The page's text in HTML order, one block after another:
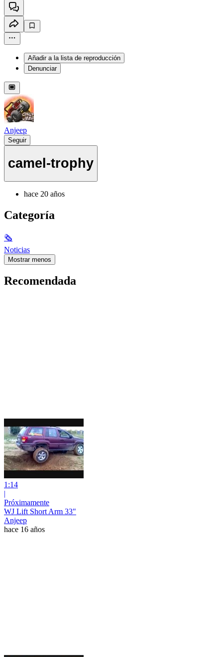
Añadir a la lista de reproducción
Denunciar
Anjeep
Seguir
camel-trophy
hace 20 años
Categoría
🗞
Noticias
Mostrar menos
Recomendada
1:14
|
Próximamente
WJ Lift Short Arm 33"
Anjeep
hace 16 años